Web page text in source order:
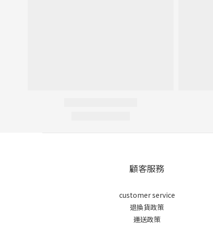
顧客服務
customer service
退換貨政策
運送政策